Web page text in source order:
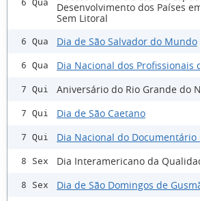
6 Qua
Desenvolvimento dos Países
Sem Litoral
6 Qua Dia de São Salvador do Mundo
6 Qua Dia Nacional dos Profissionais
7 Qui Aniversário do Rio Grande do
7 Qui Dia de São Caetano
7 Qui Dia Nacional do
8 Sex Dia Interamericano da
8 Sex Dia de São Domingos de